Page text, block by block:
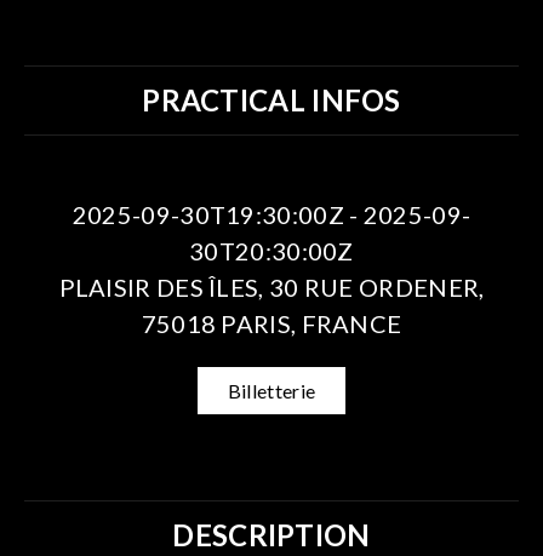
PRACTICAL INFOS
2025-09-30T19:30:00Z - 2025-09-
30T20:30:00Z
PLAISIR DES ÎLES, 30 RUE ORDENER,
75018 PARIS, FRANCE
Billetterie
DESCRIPTION